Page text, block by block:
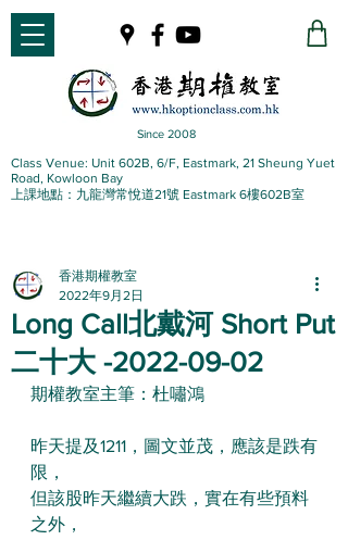
Since 2008
Class Venue: Unit 602B, 6/F, Eastmark, 21 Sheung Yuet
Road, Kowloon Bay
上課地點：九龍灣常悅道21號 Eastmark 6樓602B室
Long Call北戴河 Short Put
二十大 -2022-09-02
香港期權教室
2022年9月2日
期權教室主筆：杜嘯鴻
昨天提及1211，圖文並茂，應該是跌有
限，
但該股昨天繼續大跌，實在有些預料
之外，